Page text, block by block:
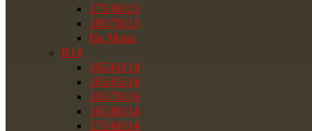
175/80/13
185/70/13
На Matiz
R14
165/60/14
165/65/14
165/70/14
165/80/14
175/60/14